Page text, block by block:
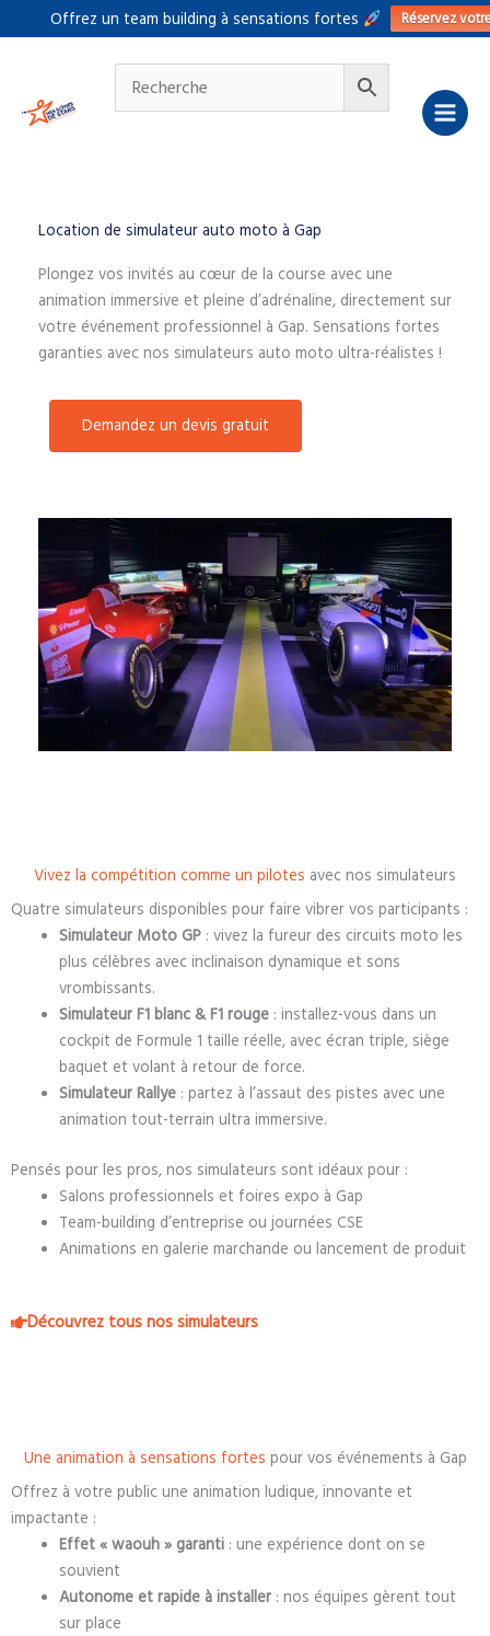
Offrez un team building à sensations fortes Réservez
au
Location de simulateur auto moto à Gap
Plongez vos invités au cœur de la course avec une
animation immersive et pleine d’adrénaline, directement sur
votre événement professionnel à Gap. Sensations fortes
garanties avec nos simulateurs auto moto ultra-réalistes !
Demandez un devis gratuit
Vivez la compétition comme un pilotes avec nos simulateurs
Quatre simulateurs disponibles pour faire vibrer vos participants :
Simulateur Moto GP: vivez la fureur des circuits moto les
plus célèbres avec inclinaison dynamique et sons
vrombissants.
Simulateur F1 blanc & F1 rouge: installez-vous dans un
cockpit de Formule 1 taille réelle, avec écran triple, siège
baquet et volant à retour de force.
Simulateur Rallye: partez à l’assaut des pistes avec une
animation tout-terrain ultra immersive.
Pensés pour les pros, nos simulateurs sont idéaux pour :
Salons professionnels et foires expo à Gap
Team-building d’entreprise ou journées CSE
Animations en galerie marchande ou lancement de produit
Découvrez tous nos simulateurs
Une animation à sensations fortes pour vos événements à Gap
Offrez à votre public une animation ludique, innovante et
impactante :
Effet « waouh » garanti: une expérience dont on se
souvient
Autonome et rapide à installer: nos équipes gèrent tout
sur place